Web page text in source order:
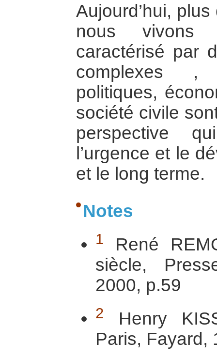
Aujourd’hui,
nous vivons
caractérisé par
complexes ,
politiques,
société civile
perspective
l’urgence et le
et le long terme.
Notes
1
René
siècle,
2000, p.59
2
Henry
Paris, Fayard,